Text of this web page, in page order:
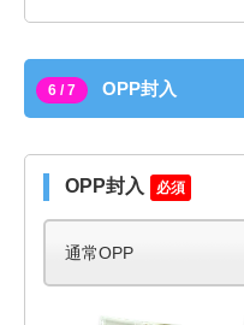
6 / 7 OPP封入
OPP封入 必須